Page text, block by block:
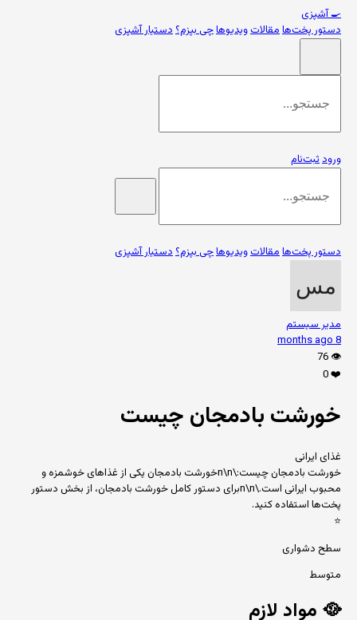
🍳آشپزی
دستور پخت‌هامقالاتویدیوهاچی بپزم؟دستیار آشپزی
ورودثبت‌نام
دستور پخت‌هامقالاتویدیوهاچی بپزم؟دستیار آشپزی
مدیر سیستم
8 months ago
👁️
76
❤️
0
خورشت بادمجان چیست
غذای ایرانی
خورشت بادمجان چیست:\n\nخورشت بادمجان یکی از غذاهای خوشمزه و
محبوب ایرانی است.\n\nبرای دستور کامل خورشت بادمجان، از بخش دستور
پخت‌ها استفاده کنید.
⭐
سطح دشواری
متوسط
🥘 مواد لازم